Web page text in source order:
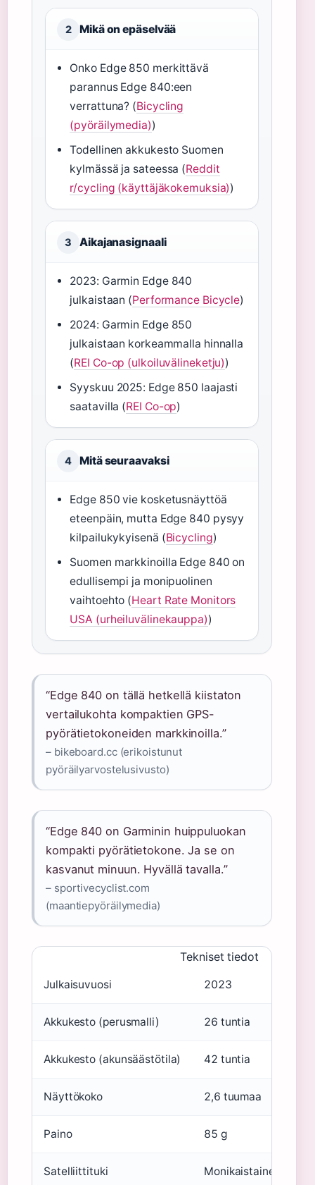
2 Mikä on epäselvää
Onko Edge 850 merkittävä
parannus Edge 840:een
verrattuna? (Bicycling
(pyöräilymedia))
Todellinen akkukesto Suomen
kylmässä ja sateessa (Reddit
r/cycling (käyttäjäkokemuksia))
3 Aikajanasignaali
2023: Garmin Edge 840
julkaistaan (Performance Bicycle)
2024: Garmin Edge 850
julkaistaan korkeammalla hinnalla
(REI Co-op (ulkoiluvälineketju))
Syyskuu 2025: Edge 850 laajasti
saatavilla (REI Co-op)
4 Mitä seuraavaksi
Edge 850 vie kosketusnäyttöä
eteenpäin, mutta Edge 840 pysyy
kilpailukykyisenä (Bicycling)
Suomen markkinoilla Edge 840 on
edullisempi ja monipuolinen
vaihtoehto (Heart Rate Monitors
USA (urheiluvälinekauppa))
“Edge 840 on tällä hetkellä kiistaton
vertailukohta kompaktien GPS-
pyörätietokoneiden markkinoilla.”
– bikeboard.cc (erikoistunut
pyöräilyarvostelusivusto)
“Edge 840 on Garminin huippuluokan
kompakti pyörätietokone. Ja se on
kasvanut minuun. Hyvällä tavalla.”
– sportivecyclist.com
(maantiepyöräilymedia)
Tekniset tiedot
Julkaisuvuosi 2023
Akkukesto (perusmalli) 26 tuntia
Akkukesto (akunsäästötila) 42 tuntia
Näyttökoko 2,6 tuumaa
Paino 85 g
Satelliittituki Monikaistainen,